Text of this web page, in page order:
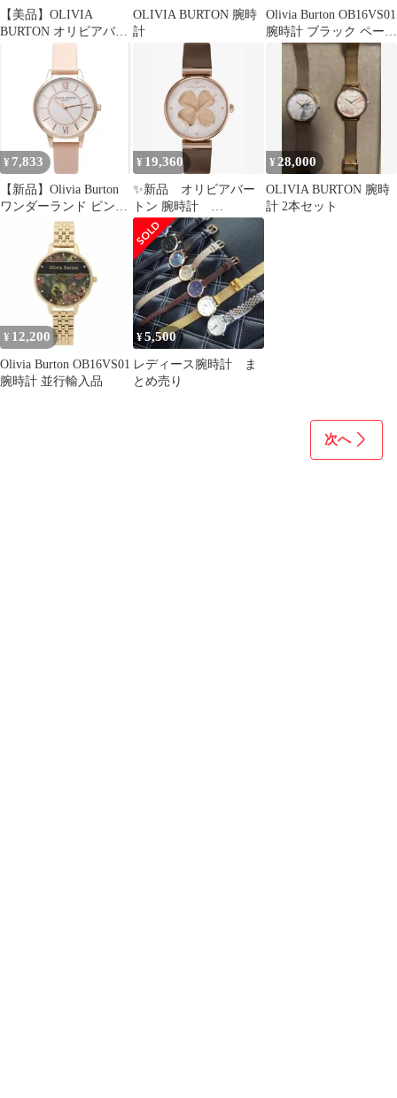
【美品】OLIVIA
BURTON オリビアバー
トン アンダーザシー 腕
OLIVIA BURTON 腕時
計
Olivia Burton OB16VS01
腕時計 ブラック ペール
ゴールド 並行輸入品
¥ 7,833
【新品】Olivia Burton
ワンダーランド ピンク
ゴールド×ベビーピンク
¥ 19,360
✨新品 オリビアバー
トン 腕時計
24000093 フラワーモ
チーフ ピンクゴール
ド ブラウン革ベルト
¥ 28,000
OLIVIA BURTON 腕時
計 2本セット
¥ 12,200
Olivia Burton OB16VS01
腕時計 並行輸入品
¥5,500
レディース腕時計 ま
とめ売り
次へ